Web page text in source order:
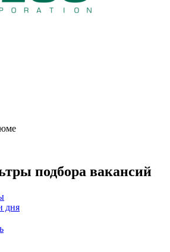
подбора вакансий
дня